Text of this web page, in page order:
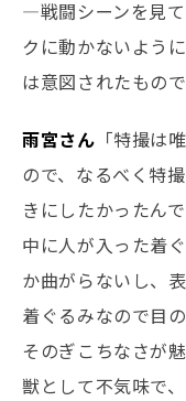
―戦闘シーンを見
クに動かないよう
は意図されたもの
雨宮さん 「特撮は
ので、なるべく特
きにしたかったん
中に人が入った着
か曲がらないし、
着ぐるみなので目
そのぎこちなさが
獣として不気味で